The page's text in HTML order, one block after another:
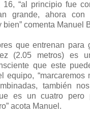
“al principio fue
grande, ahora
comenta Manuel
que entrenan para
(2.05 metros) es
que este
equipo, “marcaremos
también
es un cuatro pero
acota Manuel.